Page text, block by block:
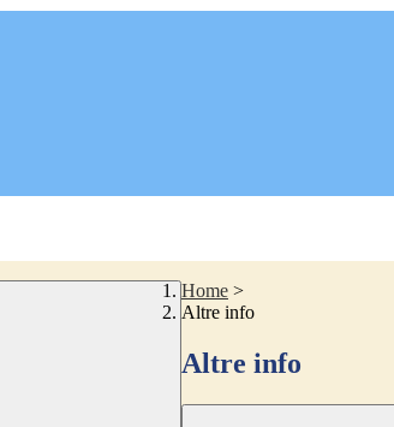
Home >
Altre info
Altre info